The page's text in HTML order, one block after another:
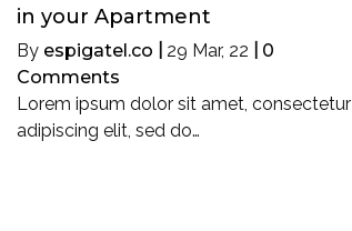
in your Apartment
By espigatel.co 29 Mar, 22
0
Comments
Lorem ipsum dolor sit amet, consectetur
adipiscing elit, sed do…